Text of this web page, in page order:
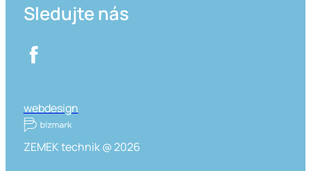
Sledujte nás
webdesign
ZEMEK technik @ 2026